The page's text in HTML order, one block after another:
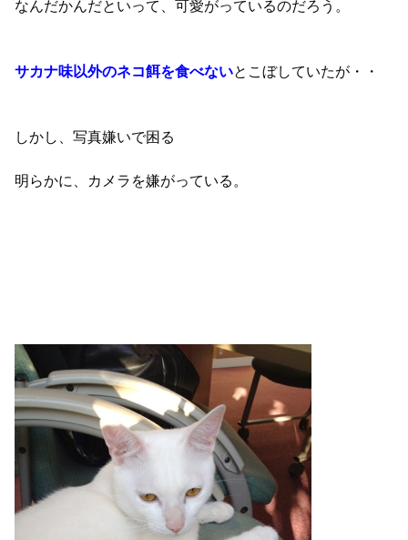
なんだかんだといって、可愛がっているのだろう。
サカナ味以外のネコ餌を食べないとこぼしていたが・・
しかし、写真嫌いで困る
明らかに、カメラを嫌がっている。